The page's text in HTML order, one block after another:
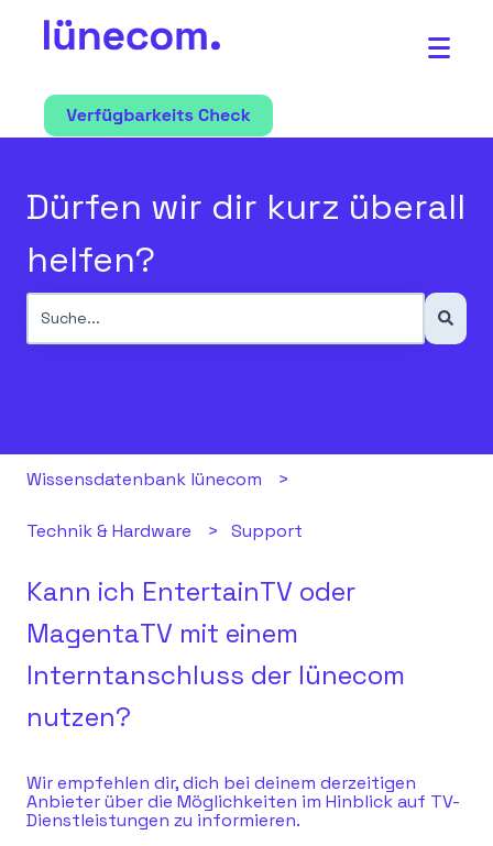
Dürfen wir dir kurz überall
helfen?
Wissensdatenbank lünecom
Technik & Hardware Support
Kann ich EntertainTV oder
MagentaTV mit einem
Interntanschluss der lünecom
nutzen?
Wir empfehlen dir, dich bei deinem derzeitigen
Anbieter über die Möglichkeiten im Hinblick auf TV-
Dienstleistungen zu informieren.